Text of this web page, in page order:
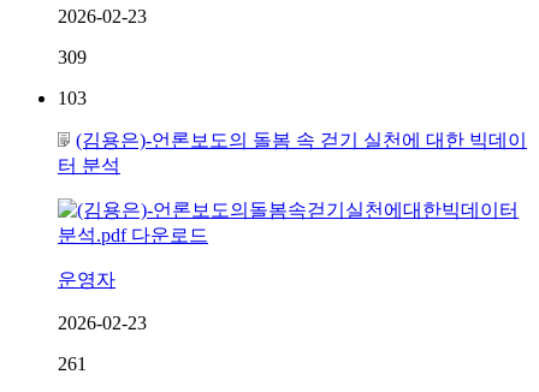
2026-02-23
309
103
(김용은)-언론보도의 돌봄 속 걷기 실천에 대한 빅데이
터 분석
운영자
2026-02-23
261